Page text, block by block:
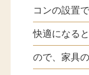
コンの設置
快適になる
ので、家具